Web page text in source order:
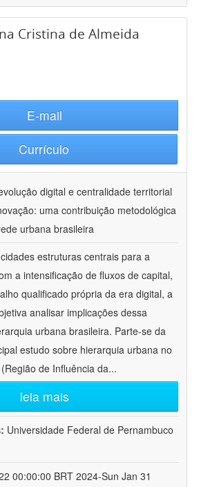
Cristina de Almeida
E-mail
Currículo
digital e centralidade territorial
uma contribuição metodológica
urbana brasileira
estruturas centrais para a
a intensificação de fluxos de capital,
qualificado própria da era digital, a
analisar implicações dessa
urbana brasileira. Parte-se da
estudo sobre hierarquia urbana no
de Influência da...
leia mais
Universidade Federal de Pernambuco
00:00:00 BRT 2024-Sun Jan 31